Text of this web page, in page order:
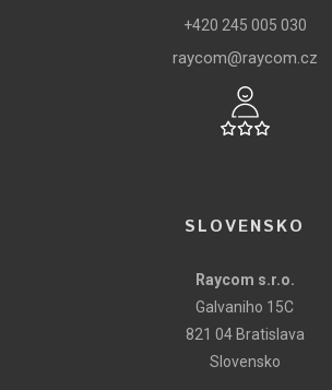
+420 245 005 030
raycom@raycom.cz
SLOVENSKO
Raycom s.r.o.
Galvaniho 15C
821 04 Bratislava
Slovensko